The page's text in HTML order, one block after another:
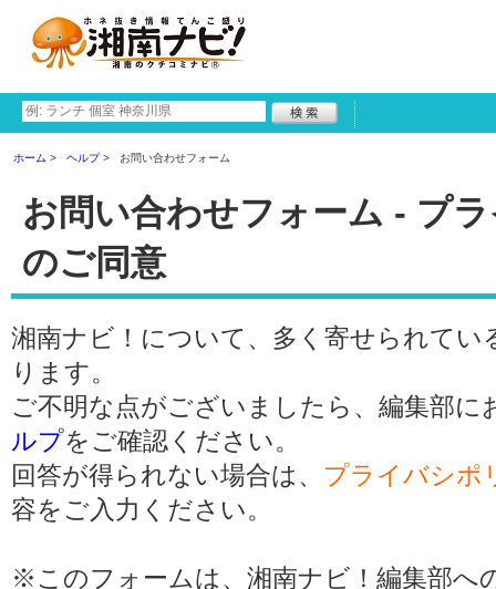
ホーム ヘルプ お問い合わせフォーム
お問い合わせフォーム - プ
のご同意
湘南ナビ！について、多く寄せられてい
ります。
ご不明な点がございましたら、編集部
ルプをご確認ください。
回答が得られない場合は、 プライバシポ
容をご入力ください。
※このフォームは、湘南ナビ！編集部へ